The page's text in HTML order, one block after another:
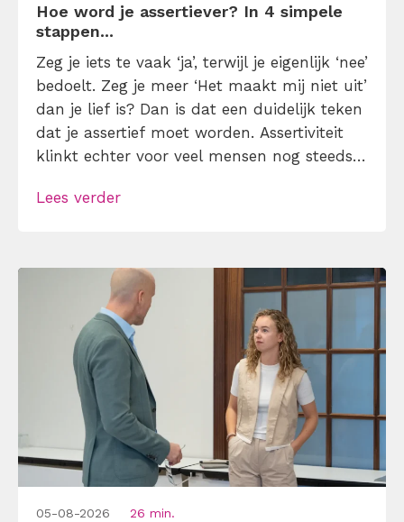
Hoe word je assertiever? In 4 simpele
stappen...
Zeg je iets te vaak ‘ja’, terwijl je eigenlijk ‘nee’
bedoelt. Zeg je meer ‘Het maakt mij niet uit’
dan je lief is? Dan is dat een duidelijk teken
dat je assertief moet worden. Assertiviteit
klinkt echter voor veel mensen nog steeds
maar dat is niet zo. Assertiviteit draait juist
Lees verder
05-08-2026 26 min.